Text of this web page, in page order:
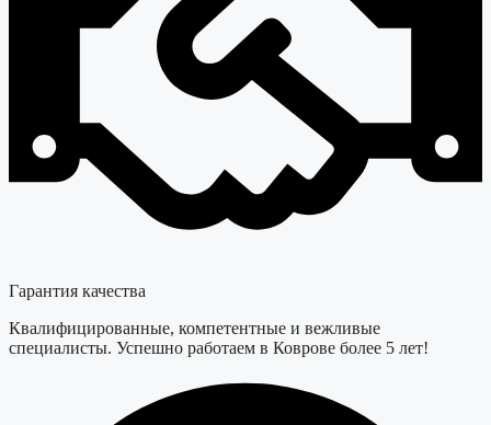
Гарантия качества
Квалифицированные, компетентные и вежливые
специалисты. Успешно работаем в Коврове более 5 лет!